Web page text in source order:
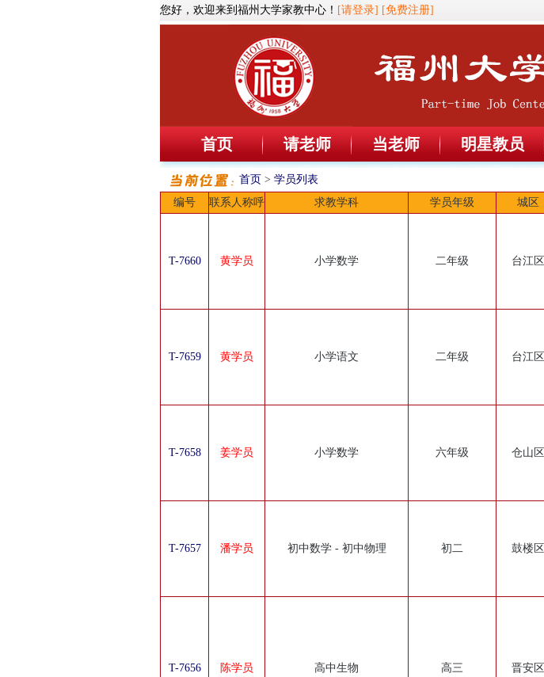
您好，欢迎来到福州大学家教中心！ [请登录] [免费注册]
首页 请老师 当老师 明星教员
首页 > 学员列表
编号
联系人称呼 求教学科 学员年级 城区
T-7660 黄学员 小学数学 二年级 台江区
T-7659 黄学员 小学语文 二年级 台江区
T-7658 姜学员 小学数学 六年级 仓山区
T-7657 潘学员 初中数学 - 初中物理 初二 鼓楼区
T-7656 陈学员 高中生物 高三 晋安区